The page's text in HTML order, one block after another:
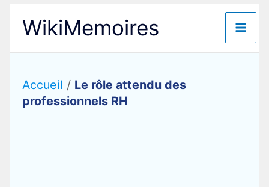
contenu
WikiMemoires
Accueil / Le rôle attendu des
professionnels RH